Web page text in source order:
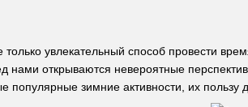
увлекательный способ провести
нами открываются невероятные
популярные зимние активности, их